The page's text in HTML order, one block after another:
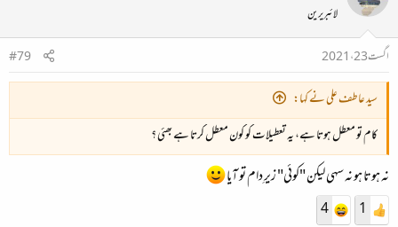
لائبریرین
اگست 23، 2021
#79
سید عاطف علی نے کہا:
کام تو معطل ہوتا ہے، یہ تعطیلات کو کون معطل کرتا ہے بھئی ؟
نہ ہوتا ہو نہ سہی لیکن "کوئی" زیرِ دام تو آیا
1
4